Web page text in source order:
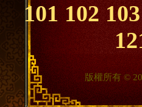
101 102 103
版權所有 ©